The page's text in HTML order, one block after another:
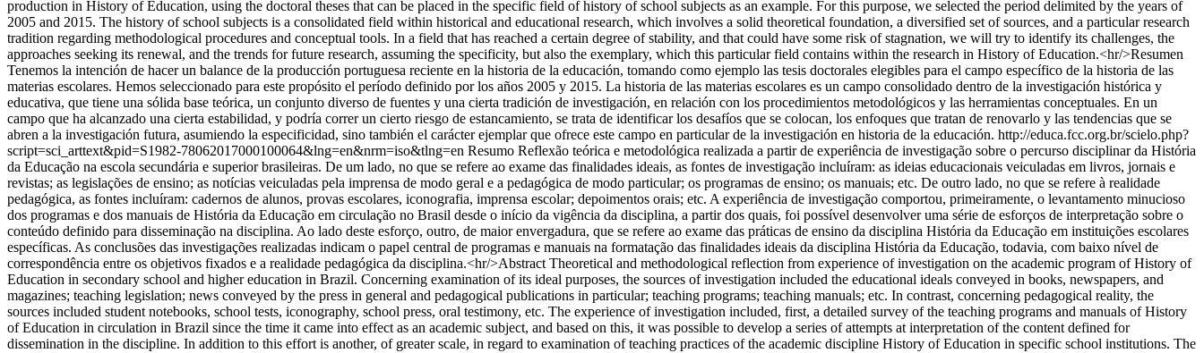
production in History of Education, using the doctoral theses that can be placed in the specific field of history of school subjects as an example. For this purpose, we selected the period delimited by the years of
2005 and 2015. The history of school subjects is a consolidated field within historical and educational research, which involves a solid theoretical foundation, a diversified set of sources, and a particular research
tradition regarding methodological procedures and conceptual tools. In a field that has reached a certain degree of stability, and that could have some risk of stagnation, we will try to identify its challenges, the
approaches seeking its renewal, and the trends for future research, assuming the specificity, but also the exemplary, which this particular field contains within the research in History of Education.<hr/>Resumen
Tenemos la intención de hacer un balance de la producción portuguesa reciente en la historia de la educación, tomando como ejemplo las tesis doctorales elegibles para el campo específico de la historia de las
materias escolares. Hemos seleccionado para este propósito el período definido por los años 2005 y 2015. La historia de las materias escolares es un campo consolidado dentro de la investigación histórica y
educativa, que tiene una sólida base teórica, un conjunto diverso de fuentes y una cierta tradición de investigación, en relación con los procedimientos metodológicos y las herramientas conceptuales. En un
campo que ha alcanzado una cierta estabilidad, y podría correr un cierto riesgo de estancamiento, se trata de identificar los desafíos que se colocan, los enfoques que tratan de renovarlo y las tendencias que se
abren a la investigación futura, asumiendo la especificidad, sino también el carácter ejemplar que ofrece este campo en particular de la investigación en historia de la educación. http://educa.fcc.org.br/scielo.php?
script=sci_arttext&pid=S1982-78062017000100064&lng=en&nrm=iso&tlng=en Resumo Reflexão teórica e metodológica realizada a partir de experiência de investigação sobre o percurso disciplinar da História
da Educação na escola secundária e superior brasileiras. De um lado, no que se refere ao exame das finalidades ideais, as fontes de investigação incluíram: as ideias educacionais veiculadas em livros, jornais e
revistas; as legislações de ensino; as notícias veiculadas pela imprensa de modo geral e a pedagógica de modo particular; os programas de ensino; os manuais; etc. De outro lado, no que se refere à realidade
pedagógica, as fontes incluíram: cadernos de alunos, provas escolares, iconografia, imprensa escolar; depoimentos orais; etc. A experiência de investigação comportou, primeiramente, o levantamento minucioso
dos programas e dos manuais de História da Educação em circulação no Brasil desde o início da vigência da disciplina, a partir dos quais, foi possível desenvolver uma série de esforços de interpretação sobre o
conteúdo definido para disseminação na disciplina. Ao lado deste esforço, outro, de maior envergadura, que se refere ao exame das práticas de ensino da disciplina História da Educação em instituições escolares
específicas. As conclusões das investigações realizadas indicam o papel central de programas e manuais na formatação das finalidades ideais da disciplina História da Educação, todavia, com baixo nível de
correspondência entre os objetivos fixados e a realidade pedagógica da disciplina.<hr/>Abstract Theoretical and methodological reflection from experience of investigation on the academic program of History of
Education in secondary school and higher education in Brazil. Concerning examination of its ideal purposes, the sources of investigation included the educational ideals conveyed in books, newspapers, and
magazines; teaching legislation; news conveyed by the press in general and pedagogical publications in particular; teaching programs; teaching manuals; etc. In contrast, concerning pedagogical reality, the
sources included student notebooks, school tests, iconography, school press, oral testimony, etc. The experience of investigation included, first, a detailed survey of the teaching programs and manuals of History
of Education in circulation in Brazil since the time it came into effect as an academic subject, and based on this, it was possible to develop a series of attempts at interpretation of the content defined for
dissemination in the discipline. In addition to this effort is another, of greater scale, in regard to examination of teaching practices of the academic discipline History of Education in specific school institutions. The